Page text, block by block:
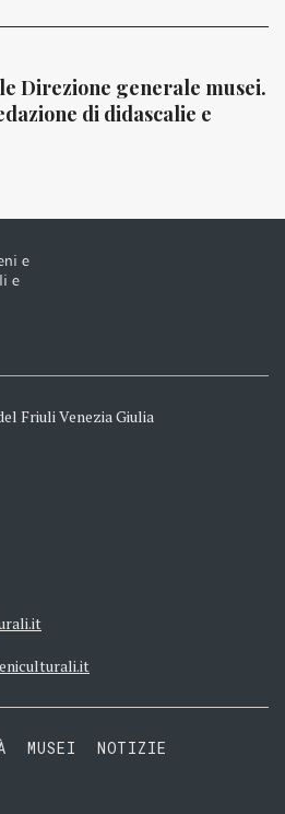
Direzione generale musei.
di didascalie e
e
e
Friuli Venezia Giulia
MUSEI NOTIZIE